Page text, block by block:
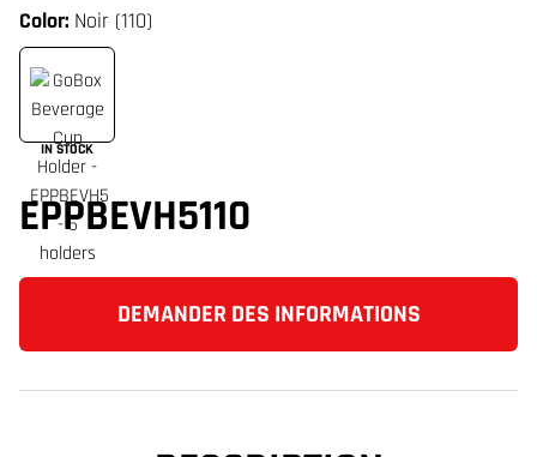
Color: Noir (110)
IN STOCK
EPPBEVH5110
DEMANDER DES INFORMATIONS